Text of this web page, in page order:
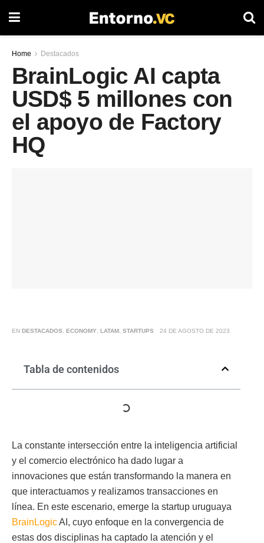
Home Destacados
BrainLogic AI capta
USD$ 5 millones con
el apoyo de Factory
HQ
EN DESTACADOS ECONOMY LATAM STARTUPS 24 DE AGOSTO DE 2023
Tabla de contenidos
La constante intersección entre la inteligencia artificial
y el comercio electrónico ha dado lugar a
innovaciones que están transformando la manera en
que interactuamos y realizamos transacciones en
línea. En este escenario, emerge la startup uruguaya
BrainLogicAI, cuyo enfoque en la convergencia de
estas dos disciplinas ha captado la atención y el